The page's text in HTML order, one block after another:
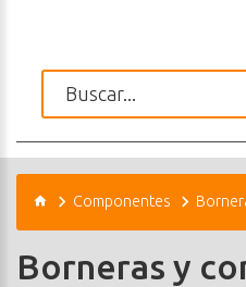
Componentes
Borneras y